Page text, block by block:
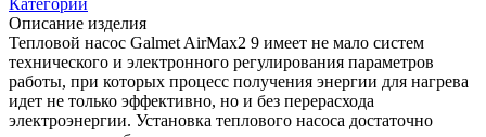
Описание изделия
Тепловой насос Galmet AirMax2 9 имеет не мало систем
технического и электронного регулирования параметров
работы, при которых процесс получения энергии для нагрева
идет не только эффективно, но и без перерасхода
электроэнергии. Установка теплового насоса достаточно